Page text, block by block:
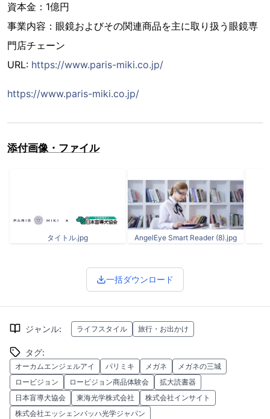
資本金：1億円
事業内容：眼鏡およびその関連商品を主に取り扱う眼鏡専
門店チェーン
URL: https://www.paris-miki.co.jp/
https://www.paris-miki.co.jp/
添付画像・ファイル
タイトル.jpg AngelEye Smart Reader (8).jpg
一括ダウンロード
ジャンル: ライフスタイル 旅行・お出かけ
タグ:
オーカムエンジェルアイ パリミキ メガネ
メガネの三城
ロービジョン
ロービジョン商品体験会
拡大読書器
日本盲導犬協会
東海光学株式会社
株式会社インサイト
株式会社エッシェンバッハ光学ジャパン